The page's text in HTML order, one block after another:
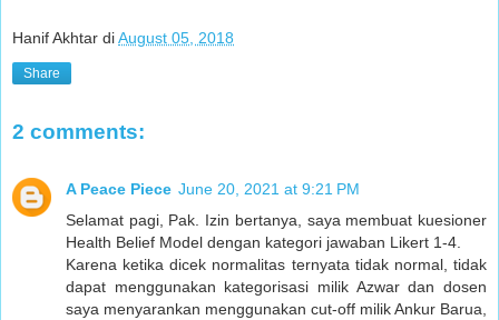
Hanif Akhtar diAugust 05, 2018
Share
2 comments:
A Peace Piece June 20, 2021 at 9:21 PM
Selamat pagi, Pak. Izin bertanya, saya membuat kuesioner
Health Belief Model dengan kategori jawaban Likert 1-4.
Karena ketika dicek normalitas ternyata tidak normal, tidak
dapat menggunakan kategorisasi milik Azwar dan dosen
saya menyarankan menggunakan cut-off milik Ankur Barua,